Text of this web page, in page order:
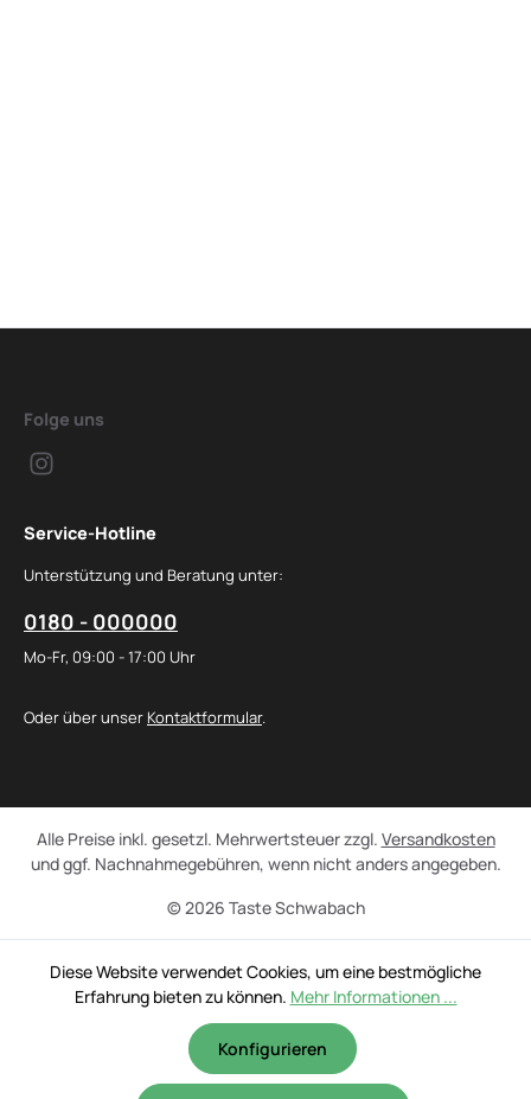
Folge uns
Service-Hotline
Unterstützung und Beratung unter:
0180 - 000000
Mo-Fr, 09:00 - 17:00 Uhr
Oder über unser Kontaktformular.
© 2026 Taste Schwabach
Alle Preise inkl. gesetzl. Mehrwertsteuer zzgl. Versandkosten
und ggf. Nachnahmegebühren, wenn nicht anders angegeben.
Diese Website verwendet Cookies, um eine bestmögliche
Erfahrung bieten zu können. Mehr Informationen ...
Konfigurieren